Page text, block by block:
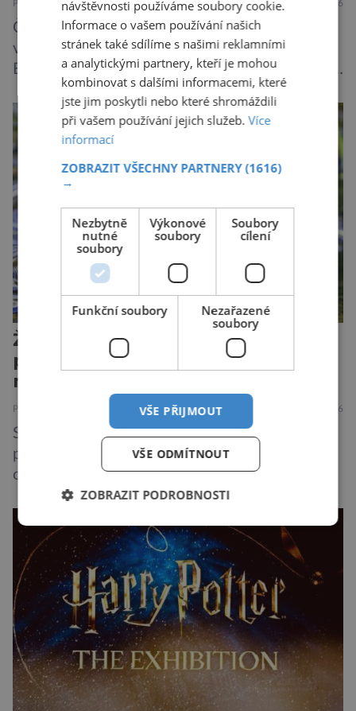
PŘÍRODA ZAJÍMAVOSTI 7.8.2026
Češi jsou milovníky psů, alespoň jeden se
vyskytuje ve 42 % českých domácností.
Existuje však poměrně velká skupina lidí, kteří
by si psa rádi pořídili, ale nemohou, protože
jsou alergičtí. Jejich imunitní systém
přecitlivěle reaguje na proteiny obsažené v
psích slinách, potu, moči a šupinkách kůže,
zachycených v srsti. Vědci nyní geneticky
upravili psy, aby […]
Žáby mohou poskytnout
protilátku proti smrtelné otravě
měkkýši
PŘÍRODA 7.8.2026
Saxitoxin je nervově paralytický jed,
pocházející z řas, sinic a jiných vodních
organismů. Nacházet se však může i v lidmi
konzumovaných mlžích, jako jsou ústřice nebo
slávky. K příznakům otravy patří paralýza
dýchacích cest, dojít však může až k udušení.
Dosud proti tomuto jedu neexistovala
protilátka, nyní ji zřejmě vědci objevili, ovšem
její zdroj je […]
návštěvnosti používáme soubory cookie.
Informace o vašem používání našich
stránek také sdílíme s našimi reklamními
a analytickými partnery, kteří je mohou
kombinovat s dalšími informacemi, které
jste jim poskytli nebo které shromáždili
při vašem používání jejich služeb.Více
informací
ZOBRAZIT VŠECHNY PARTNERY(1616)
→
Nezbytně
nutné
soubory
Výkonové
soubory
Soubory
cílení
Funkční soubory
Nezařazené
soubory
VŠE PŘIJMOUT
VŠE ODMÍTNOUT
ZOBRAZIT PODROBNOSTI